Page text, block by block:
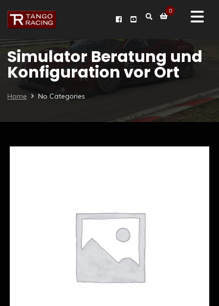
0
Simulator Beratung und
Konfiguration vor Ort
Home No Categories